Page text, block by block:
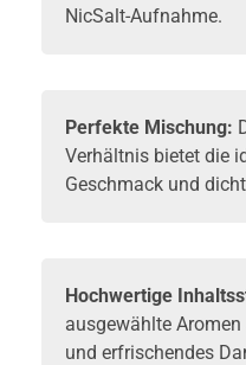
NicSalt-Aufnahme.
Perfekte Mischung:
Verhältnis bietet die
Geschmack und
Hochwertige
ausgewählte
und erfrischendes